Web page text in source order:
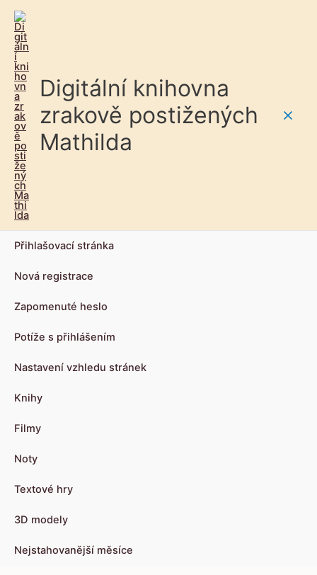
Digitální knihovna
zrakově postižených
Mathilda
Přihlašovací stránka
Nová registrace
Zapomenuté heslo
Potíže s přihlášením
Nastavení vzhledu stránek
Knihy
Filmy
Noty
Textové hry
3D modely
Nejstahovanější měsíce